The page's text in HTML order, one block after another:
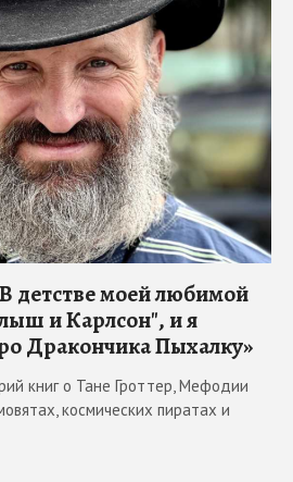
детстве моей любимой
и Карлсон", и я
Дракончика Пыхалку»
книг о Тане Гроттер, Мефодии
космических пиратах и